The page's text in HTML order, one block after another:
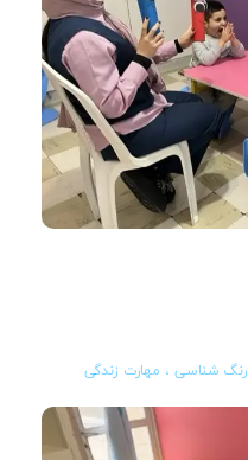
رنگ شناسی ، مهارت زندگی